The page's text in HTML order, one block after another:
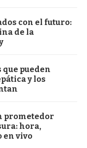
con el futuro:
de la
que pueden
y los
prometedor
hora,
en vivo